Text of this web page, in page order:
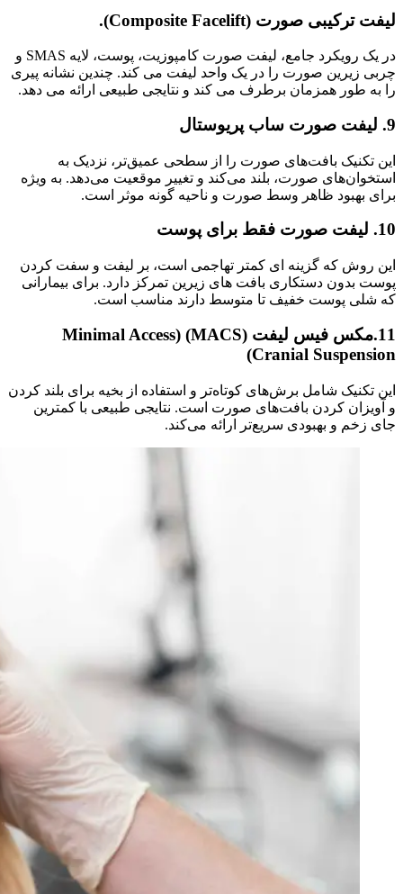
لیفت ترکیبی صورت (Composite Facelift).
در یک رویکرد جامع، لیفت صورت کامپوزیت، پوست، لایه SMAS و
چربی زیرین صورت را در یک واحد لیفت می کند. چندین نشانه پیری
را به طور همزمان برطرف می کند و نتایجی طبیعی ارائه می دهد.
9. لیفت صورت ساب پریوستال
این تکنیک بافت‌های صورت را از سطحی عمیق‌تر، نزدیک به
استخوان‌های صورت، بلند می‌کند و تغییر موقعیت می‌دهد. به ویژه
برای بهبود ظاهر وسط صورت و ناحیه گونه موثر است.
10. لیفت صورت فقط برای پوست
این روش که گزینه ای کمتر تهاجمی است، بر لیفت و سفت کردن
پوست بدون دستکاری بافت های زیرین تمرکز دارد. برای بیمارانی
که شلی پوست خفیف تا متوسط ​​دارند مناسب است.
11.مکس فیس لیفت (MACS) (Minimal Access
Cranial Suspension)
این تکنیک شامل برش‌های کوتاه‌تر و استفاده از بخیه برای بلند کردن
و آویزان کردن بافت‌های صورت است. نتایجی طبیعی با کمترین
جای زخم و بهبودی سریع‌تر ارائه می‌کند.